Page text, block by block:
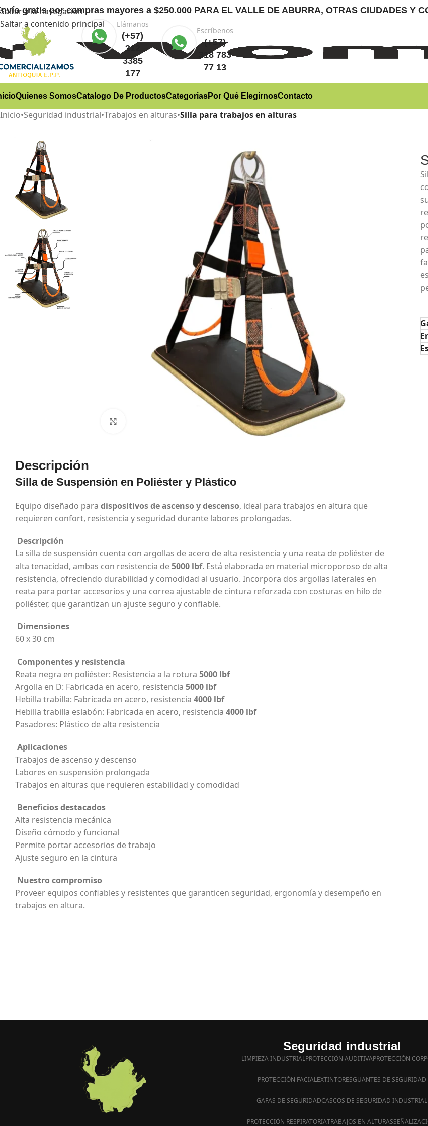
Saltar a la navegación
Saltar a contenido principal
gratispor compras mayores a $250.000 PARA EL VALLE DE ABURRA, OTRAS CIUDADES Y
Llámanos
(+57)
312
3385
177
Escríbenos
(+57)
318 783
77 13
Quienes SomosCatalogo De ProductosCategoriasPor Qué ElegirnosContacto
Inicio•Seguridad industrial•Trabajos en alturas•Silla para trabajos en alturas
Descripción
Silla de Suspensión en Poliéster y Plástico
Equipo diseñado para dispositivos de ascenso y descenso, ideal para trabajos en altura que
requieren confort, resistencia y seguridad durante labores prolongadas.
Descripción
La silla de suspensión cuenta con argollas de acero de alta resistencia y una reata de poliéster de
alta tenacidad, ambas con resistencia de5000 lbf. Está elaborada en material microporoso de alta
resistencia, ofreciendo durabilidad y comodidad al usuario. Incorpora dos argollas laterales en
reata para portar accesorios y una correa ajustable de cintura reforzada con costuras en hilo de
poliéster, que garantizan un ajuste seguro y confiable.
Dimensiones
60 x 30 cm
Componentes y resistencia
Reata negra en poliéster: Resistencia a la rotura 5000 lbf
Argolla en D: Fabricada en acero, resistencia 5000 lbf
Hebilla trabilla: Fabricada en acero, resistencia 4000 lbf
Hebilla trabilla eslabón: Fabricada en acero, resistencia 4000 lbf
Pasadores: Plástico de alta resistencia
Aplicaciones
Trabajos de ascenso y descenso
Labores en suspensión prolongada
Trabajos en alturas que requieren estabilidad y comodidad
Beneficios destacados
Alta resistencia mecánica
Diseño cómodo y funcional
Permite portar accesorios de trabajo
Ajuste seguro en la cintura
Nuestro compromiso
Proveer equipos confiables y resistentes que garanticen seguridad, ergonomía y desempeño en
trabajos en altura.
Seguridad industrial
LIMPIEZA INDUSTRIALPROTECCIÓN AUDITIVAPROTECCIÓN
PROTECCIÓN FACIALEXTINTORESGUANTES DE SEGURIDAD
GAFAS DE SEGURIDADCASCOS DE SEGURIDAD INDUSTRIAL
PROTECCIÓN RESPIRATORIATRABAJOS EN ALTURAS